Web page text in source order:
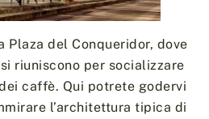
Plaza del Conqueridor, dove
riuniscono per socializzare
caffè. Qui potrete godervi
l’architettura tipica di